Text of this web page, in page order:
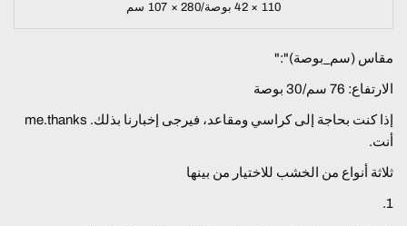
110 × 42 بوصة/280 × 107 سم
مقاس (سم_بوصة)":"
الارتفاع: 76 سم/30 بوصة
إذا كنت بحاجة إلى كراسي ومقاعد، فيرجى إخبارنا بذلك. me.thanks
أنت.
ثلاثة أنواع من الخشب للاختيار من بينها
1.